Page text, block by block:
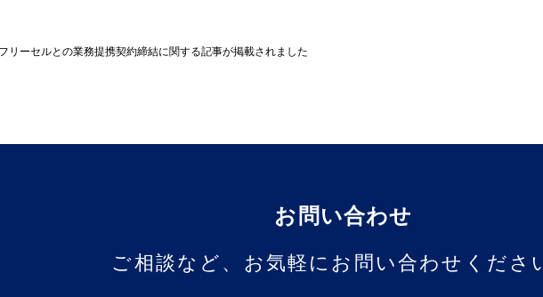
リーセルとの業務提携契約締結に関する記事が掲載されました
お問い合わせ
ご相談など、お気軽にお問い合わせくださ